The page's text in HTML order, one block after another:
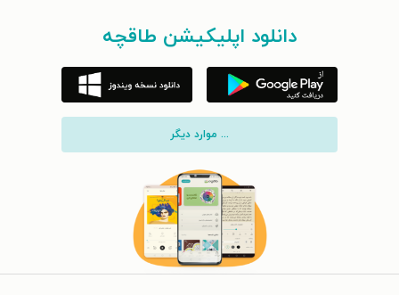
دانلود اپلیکیشن طاقچه
... موارد دیگر